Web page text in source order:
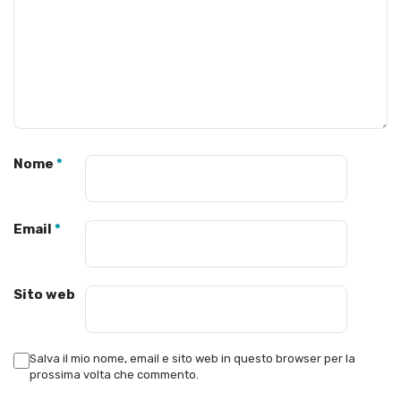
Nome *
Email *
Sito web
Salva il mio nome, email e sito web in questo browser per la
prossima volta che commento.